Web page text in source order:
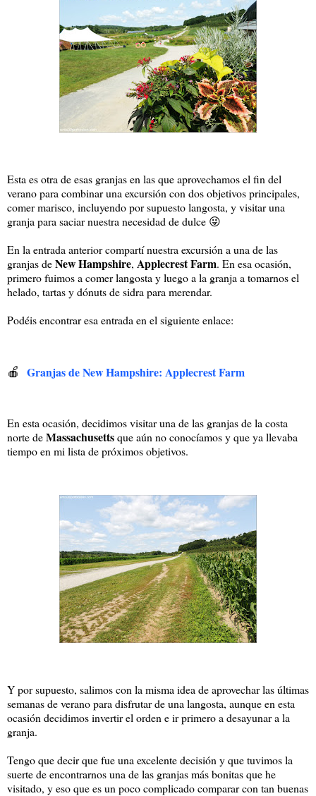
Esta es otra de esas granjas en las que aprovechamos el fin del
verano para combinar una excursión con dos objetivos principales,
comer marisco, incluyendo por supuesto langosta, y visitar una
granja para saciar nuestra necesidad de dulce 😜
En la entrada anterior compartí nuestra excursión a una de las
granjas deNew Hampshire, Applecrest Farm. En esa ocasión,
primero fuimos a comer langosta y luego a la granja a tomarnos el
helado, tartas y dónuts de sidra para merendar.
Podéis encontrar esa entrada en el siguiente enlace:
🍎 Granjas de New Hampshire: Applecrest Farm
En esta ocasión, decidimos visitar una de las granjas de la costa
norte deMassachusettsque aún no conocíamos y que ya llevaba
tiempo en mi lista de próximos objetivos.
Y por supuesto, salimos con la misma idea de aprovechar las últimas
semanas de verano para disfrutar de una langosta, aunque en esta
ocasión decidimos invertir el orden e ir primero a desayunar a la
granja.
Tengo que decir que fue una excelente decisión y que tuvimos la
suerte de encontrarnos una de las granjas más bonitas que he
visitado, y eso que es un poco complicado comparar con tan buenas